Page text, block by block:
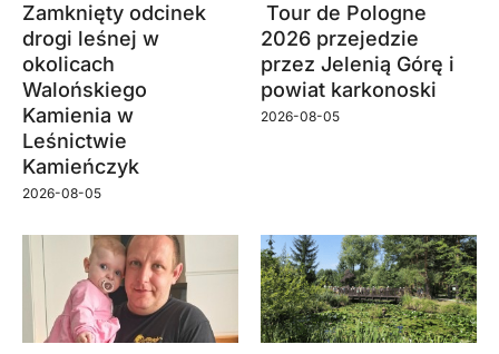
Zamknięty odcinek
drogi leśnej w
okolicach
Walońskiego
Kamienia w
Leśnictwie
Kamieńczyk
2026-08-05
Tour de Pologne
2026 przejedzie
przez Jelenią Górę i
powiat karkonoski
2026-08-05